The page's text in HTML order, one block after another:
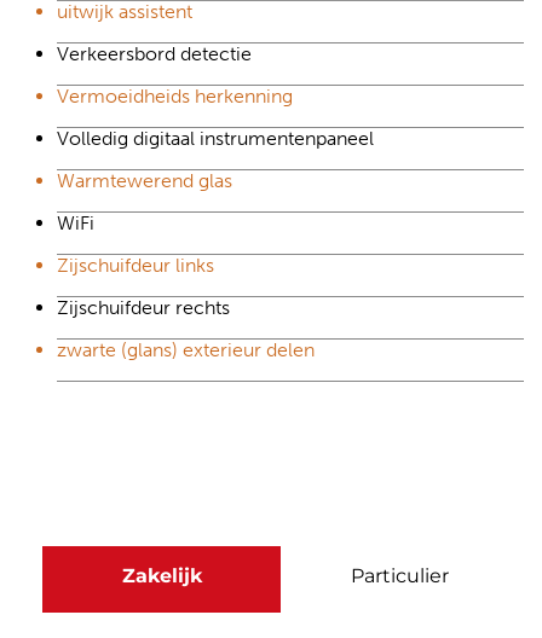
uitwijk assistent
Verkeersbord detectie
Vermoeidheids herkenning
Volledig digitaal instrumentenpaneel
Warmtewerend glas
WiFi
Zijschuifdeur links
Zijschuifdeur rechts
zwarte (glans) exterieur delen